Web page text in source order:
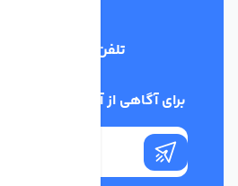
تلفن پشتیبانی
برای آگاهی از آخرین اخبار در